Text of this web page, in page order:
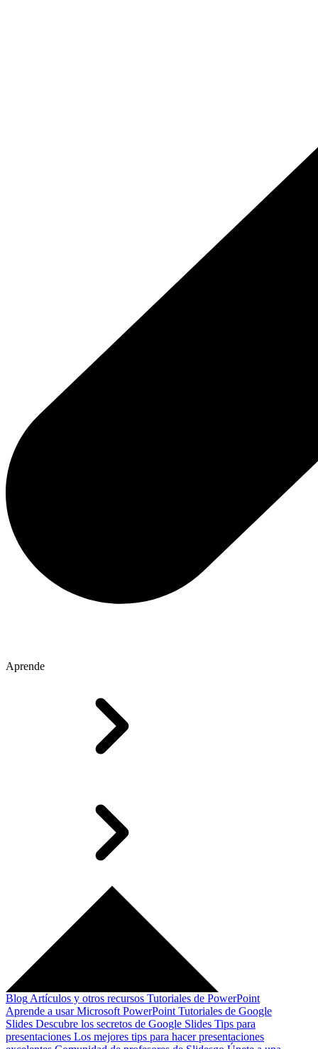
Aprende
Blog Artículos y otros recursos Tutoriales de PowerPoint
Aprende a usar Microsoft PowerPoint Tutoriales de Google
Slides Descubre los secretos de Google Slides Tips para
presentaciones Los mejores tips para hacer presentaciones